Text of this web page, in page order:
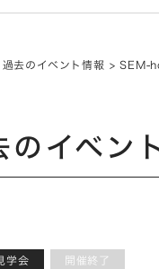
過去のイベント情報 >SEM-
のイベン
学会 開催終了